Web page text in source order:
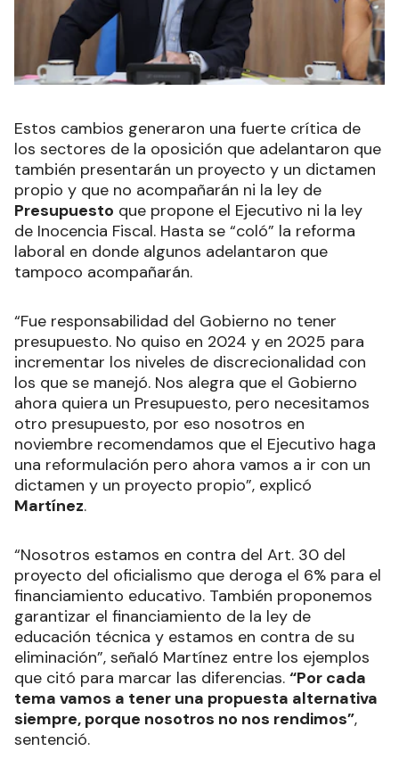
Estos cambios generaron una fuerte crítica de
los sectores de la oposición que adelantaron que
también presentarán un proyecto y un dictamen
propio y que no acompañarán ni la ley de
Presupuesto que propone el Ejecutivo ni la ley
de Inocencia Fiscal. Hasta se “coló” la reforma
laboral en donde algunos adelantaron que
tampoco acompañarán.
“Fue responsabilidad del Gobierno no tener
presupuesto. No quiso en 2024 y en 2025 para
incrementar los niveles de discrecionalidad con
los que se manejó. Nos alegra que el Gobierno
ahora quiera un Presupuesto, pero necesitamos
otro presupuesto, por eso nosotros en
noviembre recomendamos que el Ejecutivo haga
una reformulación pero ahora vamos a ir con un
dictamen y un proyecto propio”, explicó
Martínez.
“Nosotros estamos en contra del Art. 30 del
proyecto del oficialismo que deroga el 6% para el
financiamiento educativo. También proponemos
garantizar el financiamiento de la ley de
educación técnica y estamos en contra de su
eliminación”, señaló Martínez entre los ejemplos
que citó para marcar las diferencias. “Por cada
tema vamos a tener una propuesta alternativa
siempre, porque nosotros no nos rendimos”,
sentenció.